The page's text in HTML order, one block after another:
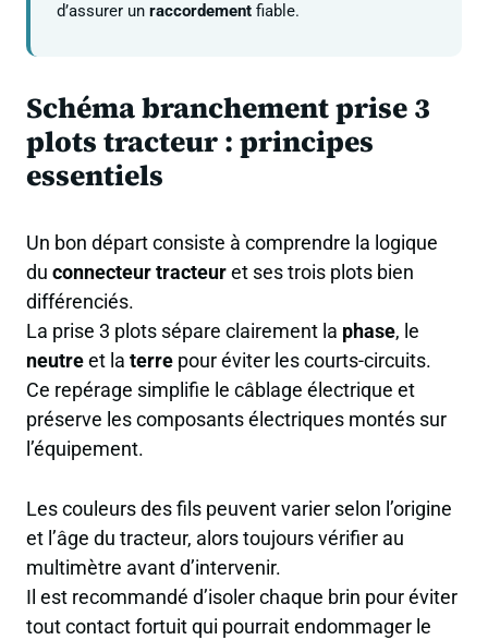
d’assurer un raccordement fiable.
Schéma branchement prise 3
plots tracteur : principes
essentiels
Un bon départ consiste à comprendre la logique
du connecteur tracteuret ses trois plots bien
différenciés.
La prise 3 plots sépare clairement la phase, le
neutreet la terre pour éviter les courts-circuits.
Ce repérage simplifie le câblage électrique et
préserve les composants électriques montés sur
l’équipement.
Les couleurs des fils peuvent varier selon l’origine
et l’âge du tracteur, alors toujours vérifier au
multimètre avant d’intervenir.
Il est recommandé d’isoler chaque brin pour éviter
tout contact fortuit qui pourrait endommager le